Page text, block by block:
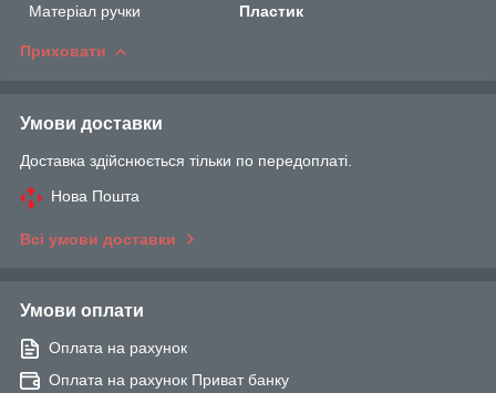
Матеріал ручки
Пластик
Приховати
Умови доставки
Доставка здійснюється тільки по передоплаті.
Нова Пошта
Всі умови доставки
Умови оплати
Оплата на рахунок
Оплата на рахунок Приват банку